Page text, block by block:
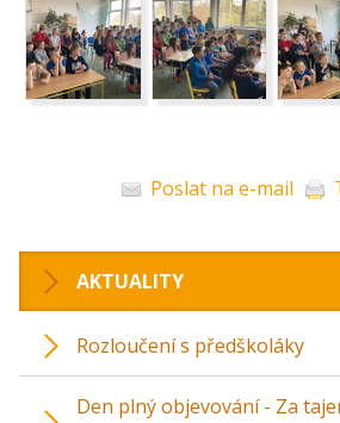
Poslat na e-mail
AKTUALITY
Rozloučení s předškoláky
Den plný objevování - Za